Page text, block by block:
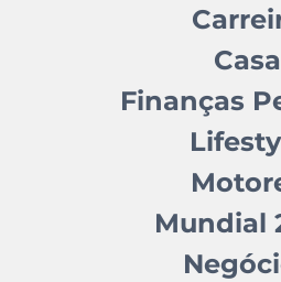
Casa
Finanças
Mundial